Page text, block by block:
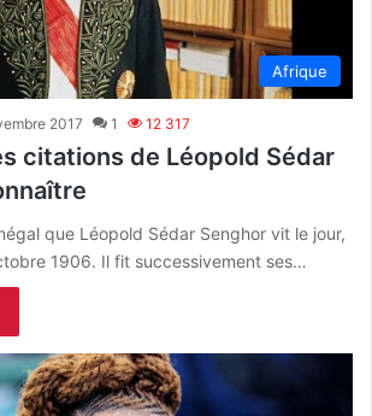
Afrique
2017 1 12 317
citations de Léopold Sédar
que Léopold Sédar Senghor vit le jour,
1906. Il fit successivement ses…